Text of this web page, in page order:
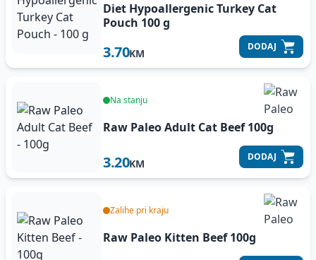
Diet Hypoallergenic Turkey Cat
Pouch 100 g
3.70KM
DODAJ
Na stanju
Raw Paleo Adult Cat Beef100g
3.20KM
DODAJ
Zalihe pri kraju
Raw Paleo Kitten Beef100g